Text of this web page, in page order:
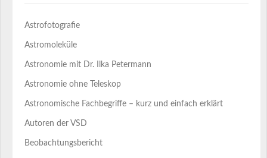
Astrofotografie
Astromoleküle
Astronomie mit Dr. Ilka Petermann
Astronomie ohne Teleskop
Astronomische Fachbegriffe – kurz und einfach erklärt
Autoren der VSD
Beobachtungsbericht